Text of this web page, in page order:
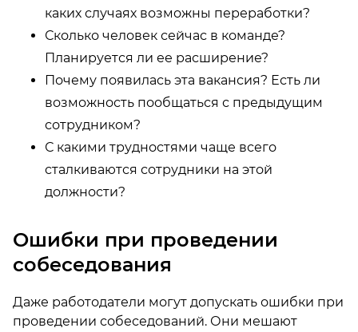
каких случаях возможны переработки?
Сколько человек сейчас в команде?
Планируется ли ее расширение?
Почему появилась эта вакансия? Есть ли
возможность пообщаться с предыдущим
сотрудником?
С какими трудностями чаще всего
сталкиваются сотрудники на этой
должности?
Ошибки при проведении
собеседования
Даже работодатели могут допускать ошибки при
проведении собеседований. Они мешают